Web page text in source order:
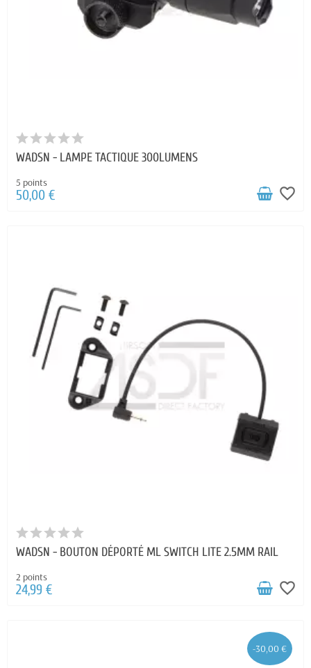
WADSN - LAMPE TACTIQUE 300LUMENS
5 points
50,00 € favorite_border
WADSN - BOUTON DÉPORTÉ ML SWITCH LITE 2.5MM RAIL
2 points
24,99 € favorite_border
-30,00 €